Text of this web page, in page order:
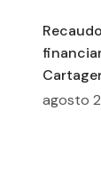
agosto